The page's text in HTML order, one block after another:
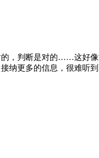
，判断是对的……这好
纳更多的信息，很难听